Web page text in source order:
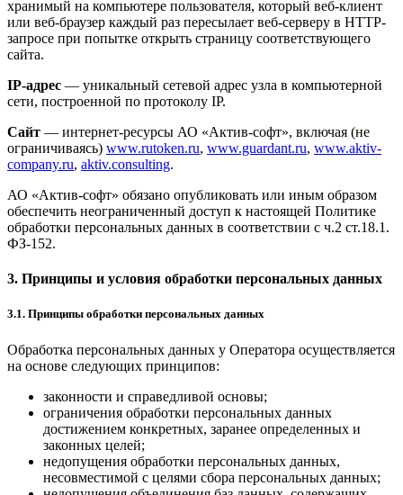
хранимый на компьютере пользователя, который веб-клиент
или веб-браузер каждый раз пересылает веб-серверу в HTTP-
запросе при попытке открыть страницу соответствующего
сайта.
IP-адрес — уникальный сетевой адрес узла в компьютерной
сети, построенной по протоколу IP.
Сайт — интернет-ресурсы АО «Актив-софт», включая (не
ограничиваясь) www.rutoken.ru, www.guardant.ru, www.aktiv-
company.ru, aktiv.consulting.
АО «Актив-софт» обязано опубликовать или иным образом
обеспечить неограниченный доступ к настоящей Политике
обработки персональных данных в соответствии с ч.2 ст.18.1.
ФЗ-152.
3. Принципы и условия обработки персональных данных
3.1. Принципы обработки персональных данных
Обработка персональных данных у Оператора осуществляется
на основе следующих принципов:
законности и справедливой основы;
ограничения обработки персональных данных
достижением конкретных, заранее определенных и
законных целей;
недопущения обработки персональных данных,
несовместимой с целями сбора персональных данных;